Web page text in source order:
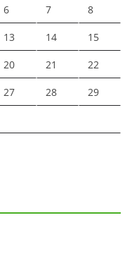
6 7 8
13 14 15
20 21 22
27 28 29